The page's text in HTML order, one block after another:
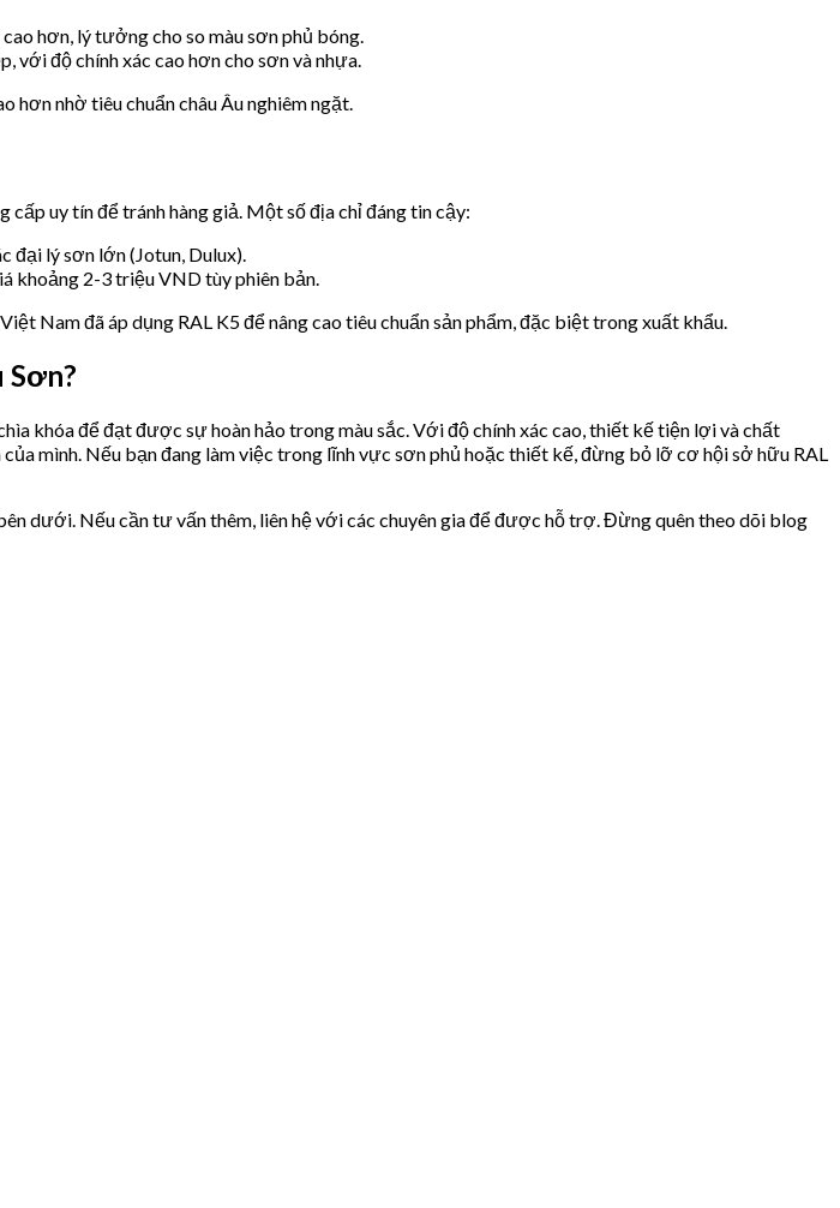
hơn, lý tưởng cho so màu sơn phủ bóng.
với độ chính xác cao hơn cho sơn và nhựa.
nhờ tiêu chuẩn châu Âu nghiêm ngặt.
cấp uy tín để tránh hàng giả. Một số địa chỉ đáng tin cậy:
đại lý sơn lớn (Jotun, Dulux).
khoảng 2-3 triệu VND tùy phiên bản.
Nam đã áp dụng RAL K5 để nâng cao tiêu chuẩn sản phẩm, đặc biệt trong xuất khẩu.
Sơn?
khóa để đạt được sự hoàn hảo trong màu sắc. Với độ chính xác cao, thiết kế tiện lợi và chất
mình. Nếu bạn đang làm việc trong lĩnh vực sơn phủ hoặc thiết kế, đừng bỏ lỡ cơ hội sở hữu RAL
dưới. Nếu cần tư vấn thêm, liên hệ với các chuyên gia để được hỗ trợ. Đừng quên theo dõi blog